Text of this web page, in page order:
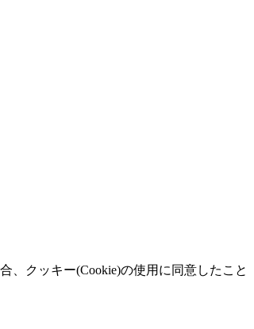
、クッキー(Cookie)の使用に同意したこと